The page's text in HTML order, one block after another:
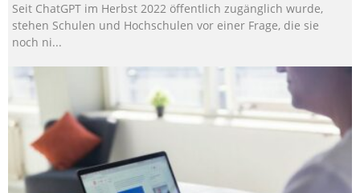
Seit ChatGPT im Herbst 2022 öffentlich zugänglich wurde,
stehen Schulen und Hochschulen vor einer Frage, die sie
noch ni...